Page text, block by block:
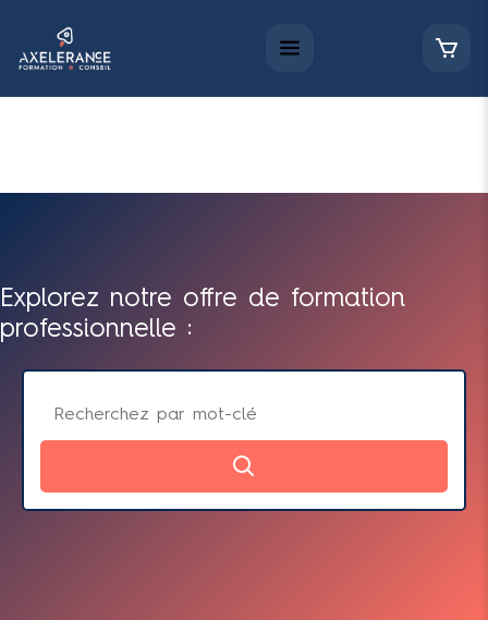
Explorez notre offre de formation
professionnelle :